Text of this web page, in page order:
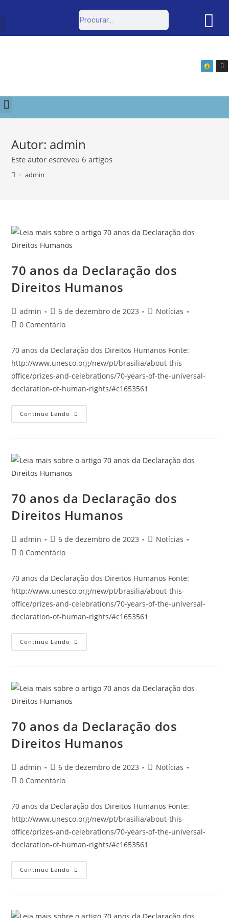
Autor: admin
Este autor escreveu 6 artigos
> admin
70 anos da Declaração dos
Direitos Humanos
admin 6 de dezembro de 2023
Notícias
0 Comentário
70 anos da Declaração dos Direitos Humanos Fonte:
http://www.unesco.org/new/pt/brasilia/about-this-
office/prizes-and-celebrations/70-years-of-the-universal-
declaration-of-human-rights/#c1653561
Continue Lendo
70 anos da Declaração dos
Direitos Humanos
admin 6 de dezembro de 2023
Notícias
0 Comentário
70 anos da Declaração dos Direitos Humanos Fonte:
http://www.unesco.org/new/pt/brasilia/about-this-
office/prizes-and-celebrations/70-years-of-the-universal-
declaration-of-human-rights/#c1653561
Continue Lendo
70 anos da Declaração dos
Direitos Humanos
admin 6 de dezembro de 2023
Notícias
0 Comentário
70 anos da Declaração dos Direitos Humanos Fonte:
http://www.unesco.org/new/pt/brasilia/about-this-
office/prizes-and-celebrations/70-years-of-the-universal-
declaration-of-human-rights/#c1653561
Continue Lendo